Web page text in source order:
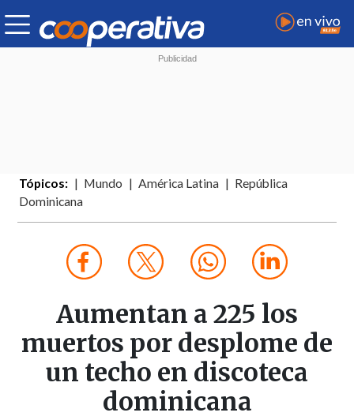
Tópicos: Mundo América Latina
República
Dominicana
Aumentan a 225 los
muertos por desplome de
un techo en discoteca
dominicana